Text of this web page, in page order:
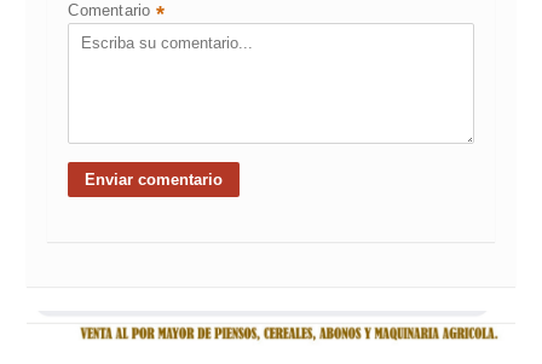
Comentario *